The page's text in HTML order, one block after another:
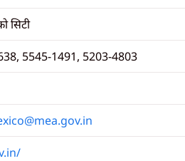
सिटी
5545-1491, 5203-4803